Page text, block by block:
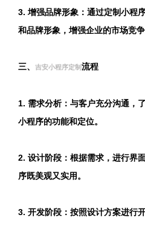
3. 增强品牌形象：通过定制小程
和品牌形象，增强企业的市场竞争
三、 吉安小程序定制流程
1. 需求分析：与客户充分沟通，
小程序的功能和定位。
2. 设计阶段：根据需求，进行界
序既美观又实用。
3. 开发阶段：按照设计方案进行